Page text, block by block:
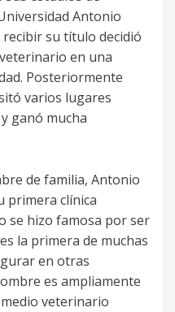
Antonio
su título decidió
en una
Posteriormente
varios lugares
ganó mucha
de familia, Antonio
primera clínica
se hizo famosa por ser
la primera de muchas
en otras
es ampliamente
veterinario